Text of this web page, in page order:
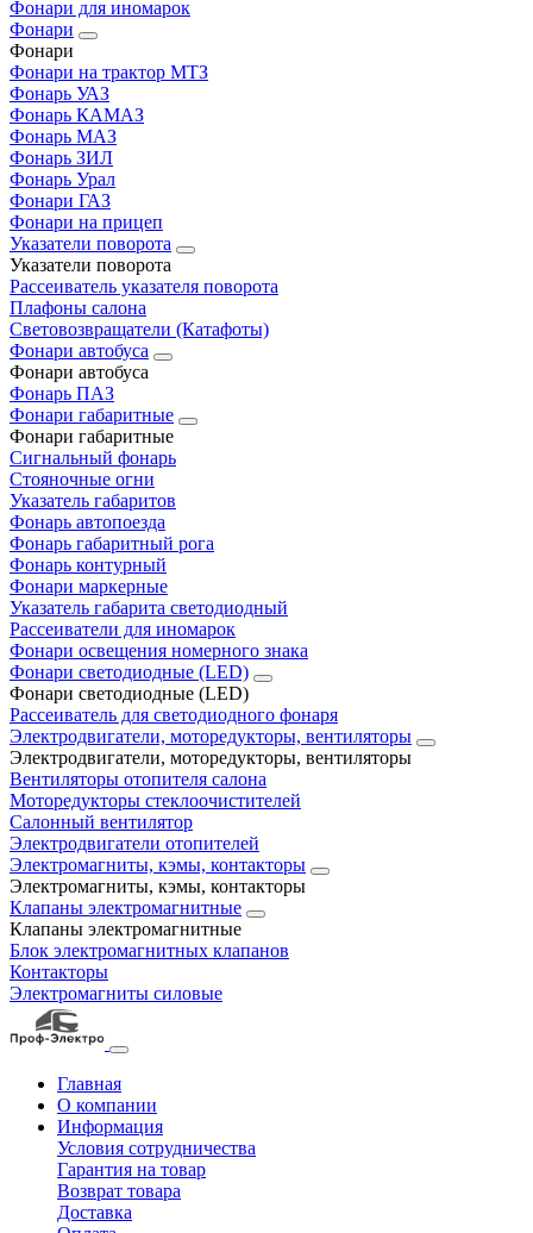
Фонари для иномарок
Фонари
Фонари
Фонари на трактор МТЗ
Фонарь УАЗ
Фонарь КАМАЗ
Фонарь МАЗ
Фонарь ЗИЛ
Фонарь Урал
Фонари ГАЗ
Фонари на прицеп
Указатели поворота
Указатели поворота
Рассеиватель указателя поворота
Плафоны салона
Световозвращатели (Катафоты)
Фонари автобуса
Фонари автобуса
Фонарь ПАЗ
Фонари габаритные
Фонари габаритные
Сигнальный фонарь
Стояночные огни
Указатель габаритов
Фонарь автопоезда
Фонарь габаритный рога
Фонарь контурный
Фонари маркерные
Указатель габарита светодиодный
Рассеиватели для иномарок
Фонари освещения номерного знака
Фонари светодиодные (LED)
Фонари светодиодные (LED)
Рассеиватель для светодиодного фонаря
Электродвигатели, моторедукторы, вентиляторы
Электродвигатели, моторедукторы, вентиляторы
Вентиляторы отопителя салона
Моторедукторы стеклоочистителей
Салонный вентилятор
Электродвигатели отопителей
Электромагниты, кэмы, контакторы
Электромагниты, кэмы, контакторы
Клапаны электромагнитные
Клапаны электромагнитные
Блок электромагнитных клапанов
Контакторы
Электромагниты силовые
Главная
О компании
Информация
Условия сотрудничества
Гарантия на товар
Возврат товара
Доставка